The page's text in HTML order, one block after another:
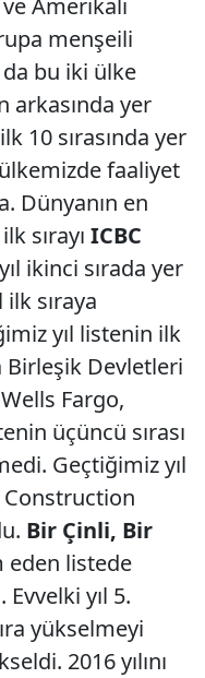
Amerikalı
menşeili
bu iki ülke
arkasında yer
10 sırasında yer
faaliyet
Dünyanın en
sırayı ICBC
ikinci sırada yer
sıraya
yıl listenin ilk
Birleşik Devletleri
Fargo,
üçüncü sırası
Geçtiğimiz yıl
Construction
Bir Çinli, Bir
eden listede
Evvelki yıl 5.
yükselmeyi
2016 yılını